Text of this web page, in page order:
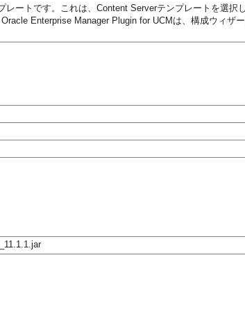
ートです。これは、Content Serverテンプレートを選択
Enterprise Manager Plugin for UCMは、構成ウィザ